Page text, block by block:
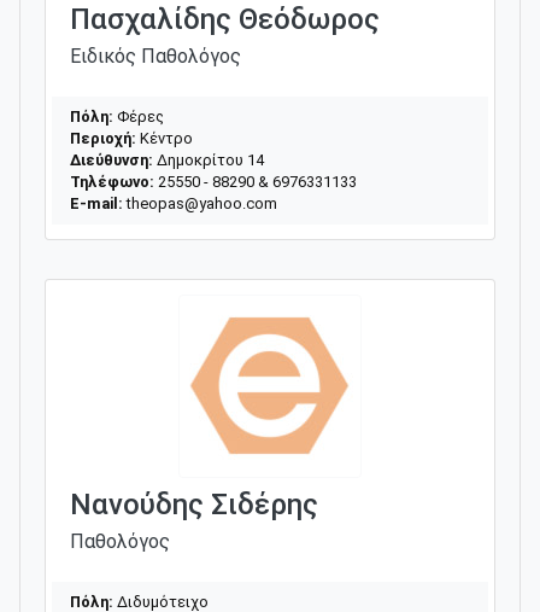
Πασχαλίδης Θεόδωρος
Ειδικός Παθολόγος
Πόλη: Φέρες
Περιοχή: Κέντρο
Διεύθυνση: Δημοκρίτου 14
Τηλέφωνο: 25550 - 88290 & 6976331133
E-mail: theopas@yahoo.com
Νανούδης Σιδέρης
Παθολόγος
Πόλη: Διδυμότειχο